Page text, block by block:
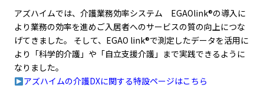
アズハイムでは、介護業務効率システム EGAOlink®の導入に
より業務の効率を進めご入居者へのサービスの質の向上につな
げてきました。 そして、EGAO link®で測定したデータを活用に
より「科学的介護」や「自立支援介護」まで実践できるように
なりました。
アズハイムの介護DXに関する特設ページはこちら